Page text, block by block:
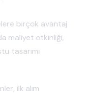
birçok avantaj
maliyet etkinliği,
tasarımı
ilk alım